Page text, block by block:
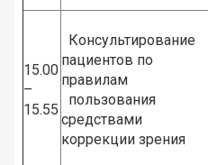
15.00
–
15.55
Консультирование
пациентов по
правилам
пользования
средствами
коррекции зрения